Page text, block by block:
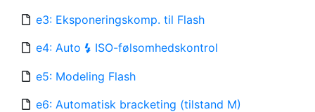
e3: Eksponeringskomp. til Flash
e4: Auto c ISO-følsomhedskontrol
e5: Modeling Flash
e6: Automatisk bracketing (tilstand M)